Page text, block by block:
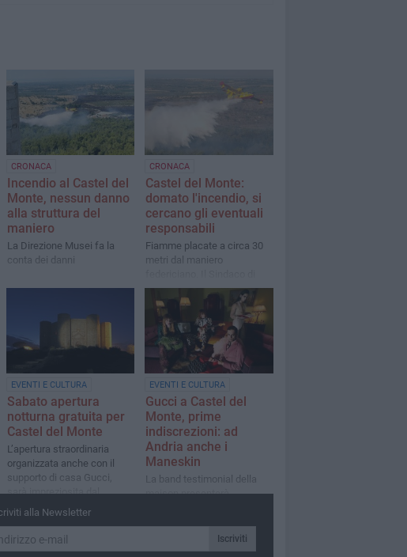
CRONACA
Incendio al Castel del
Monte, nessun danno
alla struttura del
maniero
La Direzione Musei fa la
conta dei danni
CRONACA
Castel del Monte:
domato l'incendio, si
cercano gli eventuali
responsabili
Fiamme placate a circa 30
metri dal maniero
Andria: «Mano umana?
Toccherà alle indagini
stabilirlo»
EVENTI E CULTURA
Sabato apertura
notturna gratuita per
Castel del Monte
L’apertura straordinaria
organizzata anche con il
supporto di casa Gucci,
sarà impreziosita dal
maestro Gaetano Simone
EVENTI E CULTURA
Gucci a Castel del
Monte, prime
indiscrezioni: ad
Andria anche i
Maneskin
La band testimonial della
maison presenterà
alla Newsletter
Iscriviti